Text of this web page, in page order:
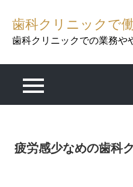
content
歯科クリニックで働
歯科クリニックでの業務や
疲労感少なめの歯科